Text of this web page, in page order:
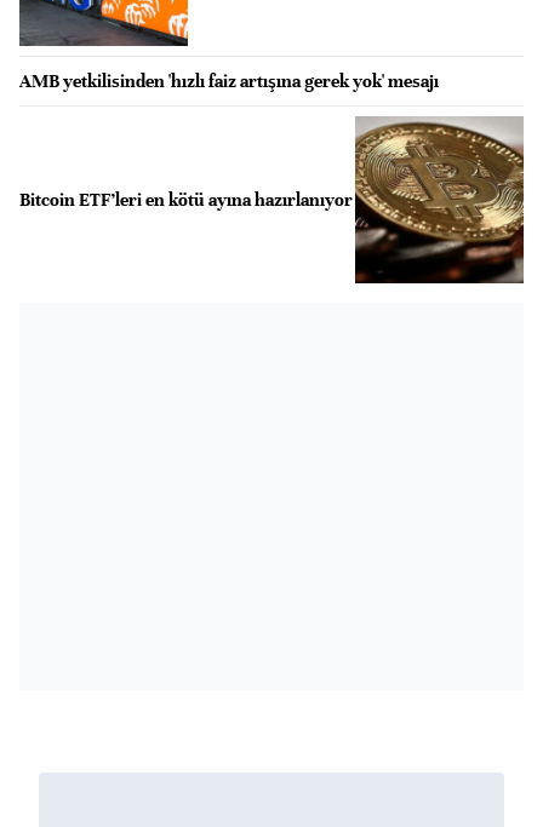
AMB yetkilisinden 'hızlı faiz artışına gerek yok' mesajı
Bitcoin ETF’leri en kötü ayına hazırlanıyor